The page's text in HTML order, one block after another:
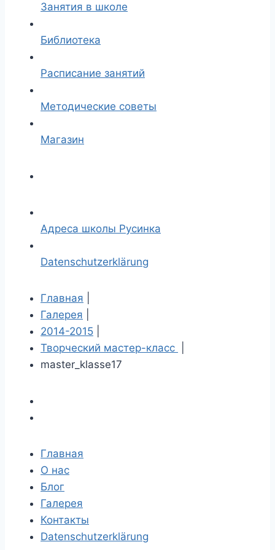
Занятия в школе
Библиотека
Расписание занятий
Методические советы
Магазин
Адреса школы Русинка
Datenschutzerklärung
Главная
Галерея
2014-2015
Творческий мастер-класс
master_klasse17
Главная
О нас
Блог
Галерея
Контакты
Datenschutzerklärung